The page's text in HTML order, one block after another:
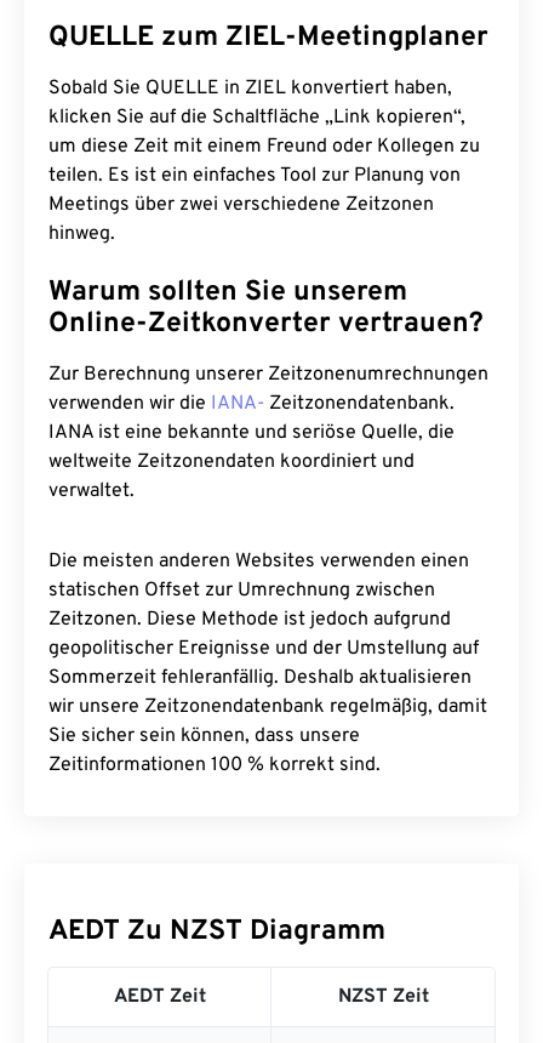
QUELLE zum ZIEL-Meetingplaner
Sobald Sie QUELLE in ZIEL konvertiert haben,
klicken Sie auf die Schaltfläche „Link kopieren“,
um diese Zeit mit einem Freund oder Kollegen zu
teilen. Es ist ein einfaches Tool zur Planung von
Meetings über zwei verschiedene Zeitzonen
hinweg.
Warum sollten Sie unserem
Online-Zeitkonverter vertrauen?
Zur Berechnung unserer Zeitzonenumrechnungen
verwenden wir die IANA- Zeitzonendatenbank.
IANA ist eine bekannte und seriöse Quelle, die
weltweite Zeitzonendaten koordiniert und
verwaltet.
Die meisten anderen Websites verwenden einen
statischen Offset zur Umrechnung zwischen
Zeitzonen. Diese Methode ist jedoch aufgrund
geopolitischer Ereignisse und der Umstellung auf
Sommerzeit fehleranfällig. Deshalb aktualisieren
wir unsere Zeitzonendatenbank regelmäßig, damit
Sie sicher sein können, dass unsere
Zeitinformationen 100 % korrekt sind.
AEDT Zu NZST Diagramm
AEDT Zeit NZST Zeit